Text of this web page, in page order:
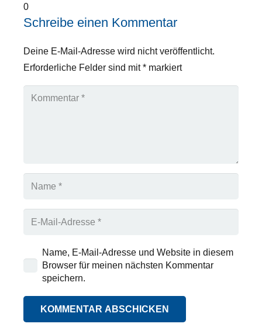
0
Schreibe einen Kommentar
Deine E-Mail-Adresse wird nicht veröffentlicht.
Erforderliche Felder sind mit* markiert
Name, E-Mail-Adresse und Website in diesem
Browser für meinen nächsten Kommentar
speichern.
KOMMENTAR ABSCHICKEN